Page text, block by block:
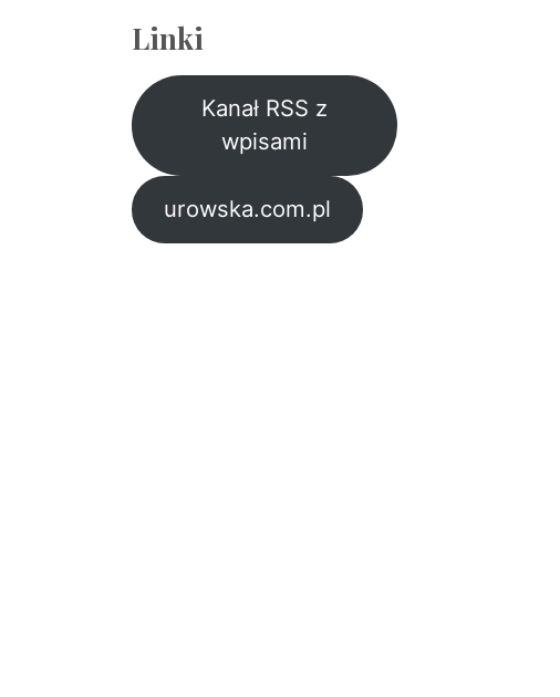
Linki
Kanał RSS z
wpisami
urowska.com.pl